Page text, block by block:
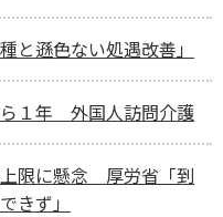
と遜色ない処遇改善」
ら１年 外国人訪問介護
限に懸念 厚労省「到
きず」